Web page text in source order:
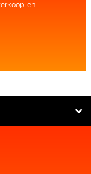
en